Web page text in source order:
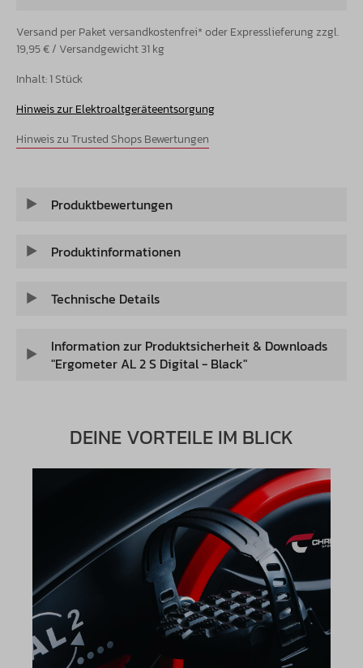
Versand per Paket versandkostenfrei* oder Expresslieferung zzgl.
19,95 € / Versandgewicht 31 kg
Inhalt:1 Stück
Hinweis zur Elektroaltgeräteentsorgung
Hinweis zu Trusted Shops Bewertungen
Produktbewertungen
Produktinformationen
Technische Details
Information zur Produktsicherheit & Downloads
"Ergometer AL 2 S Digital - Black"
DEINE VORTEILE IM BLICK